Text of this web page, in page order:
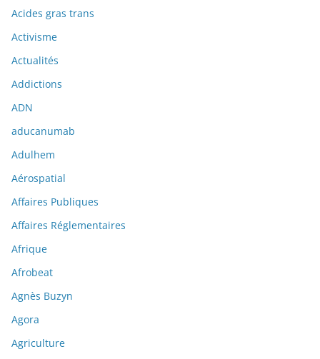
Acides gras trans
Activisme
Actualités
Addictions
ADN
aducanumab
Adulhem
Aérospatial
Affaires Publiques
Affaires Réglementaires
Afrique
Afrobeat
Agnès Buzyn
Agora
Agriculture